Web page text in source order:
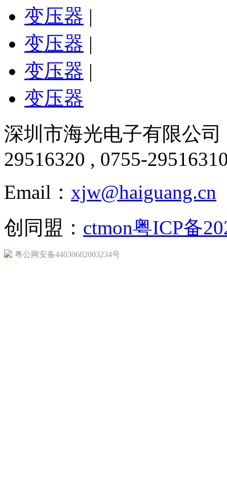
变压器 |
变压器 |
变压器 |
变压器
深圳市海光电子有限公
29516320 , 0755-
Email： xjw@haiguang.cn
创同盟： ctmon粤ICP备
粤公网安备44030602003234号